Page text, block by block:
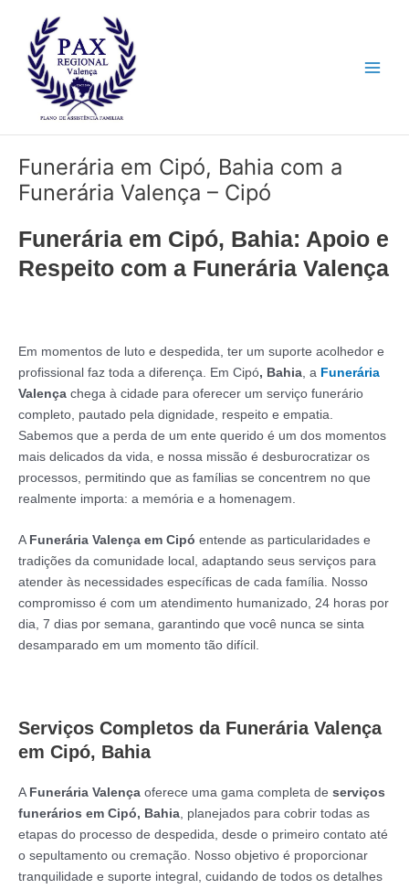
conteúdo
Funerária em Cipó, Bahia com a
Funerária Valença – Cipó
Funerária em Cipó, Bahia: Apoio e
Respeito com a Funerária Valença
Em momentos de luto e despedida, ter um suporte acolhedor e
profissional faz toda a diferença. Em Cipó, Bahia, a Funerária
Valença chega à cidade para oferecer um serviço funerário
completo, pautado pela dignidade, respeito e empatia.
Sabemos que a perda de um ente querido é um dos momentos
mais delicados da vida, e nossa missão é desburocratizar os
processos, permitindo que as famílias se concentrem no que
realmente importa: a memória e a homenagem.
A Funerária Valença em Cipó entende as particularidades e
tradições da comunidade local, adaptando seus serviços para
atender às necessidades específicas de cada família. Nosso
compromisso é com um atendimento humanizado, 24 horas por
dia, 7 dias por semana, garantindo que você nunca se sinta
desamparado em um momento tão difícil.
Serviços Completos da Funerária Valença
em Cipó, Bahia
A Funerária Valença oferece uma gama completa de serviços
funerários em Cipó, Bahia , planejados para cobrir todas as
etapas do processo de despedida, desde o primeiro contato até
o sepultamento ou cremação. Nosso objetivo é proporcionar
tranquilidade e suporte integral, cuidando de todos os detalhes